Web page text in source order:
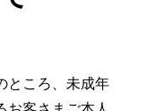
ところ、未成年